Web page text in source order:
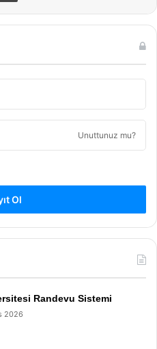
Unuttunuz mu?
Ol
Randevu Sistemi
2026